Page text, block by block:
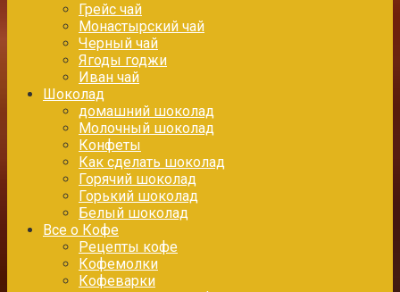
Грейс чай
Монастырский чай
Черный чай
Ягоды годжи
Иван чай
Шоколад
домашний шоколад
Молочный шоколад
Конфеты
Как сделать шоколад
Горячий шоколад
Горький шоколад
Белый шоколад
Все о Кофе
Рецепты кофе
Кофемолки
Кофеварки